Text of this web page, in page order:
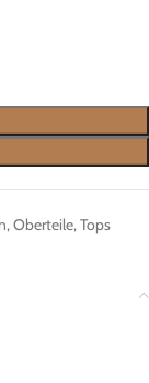
,Oberteile,Tops